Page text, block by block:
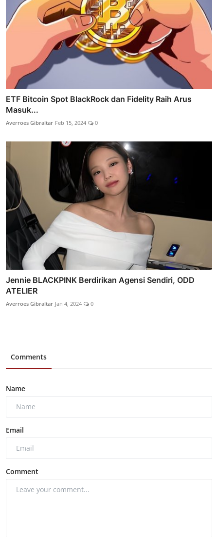
ETF Bitcoin Spot BlackRock dan Fidelity Raih Arus
Masuk...
Averroes Gibraltar Feb 15, 2024 0
Jennie BLACKPINK Berdirikan Agensi Sendiri, ODD
ATELIER
Averroes Gibraltar Jan 4, 2024 0
Comments
Name
Email
Comment